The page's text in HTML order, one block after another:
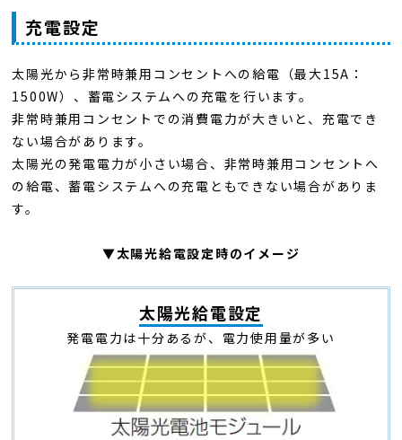
充電設定
太陽光から非常時兼用コンセントへの給電（最大15A：
1500W）、蓄電システムへの充電を行います。
非常時兼用コンセントでの消費電力が大きいと、充電でき
ない場合があります。
太陽光の発電電力が小さい場合、非常時兼用コンセントへ
の給電、蓄電システムへの充電ともできない場合がありま
す。
▼太陽光給電設定時のイメージ
太陽光給電設定
発電電力は十分あるが、電力使用量が多い